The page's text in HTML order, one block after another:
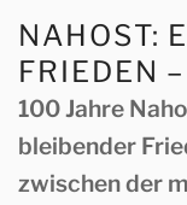
Inhalt
springen
NAHOST:
FRIEDEN
100 Jahre
bleibender
zwischen der